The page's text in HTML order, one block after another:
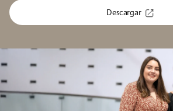
Descargar